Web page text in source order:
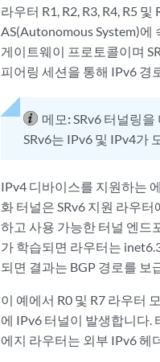
라우터 R1, R2, R3, R4, R5
AS(Autonomous System)에
게이트웨이 프로토콜이며
피어링 세션을 통해 IPv6 경
메모:SRv6 터널링
SRv6는 IPv6 및 IPv4가
IPv4 디바이스를 지원하는
화 터널은 SRv6 지원 라우
하고 사용 가능한 터널 엔드
가 학습되면 라우터는
되면 결과는 BGP 경로를 보
이 예에서 R0 및 R7 라우터
에 IPv6 터널이 발생합니다.
에지 라우터는 외부 IPv6 헤